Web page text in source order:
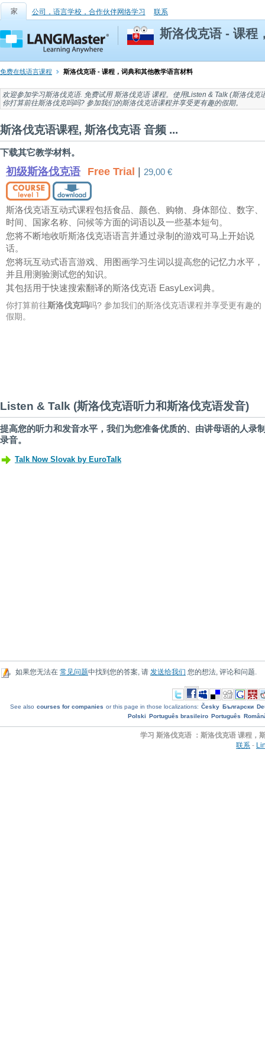
家 公司，语言学校，合作伙伴网络学习 联系
斯洛伐克语 - 课程
免费在线语言课程 斯洛伐克语 - 课程，词典和其他教学语言材料
欢迎参加学习斯洛伐克语. 免费试用 斯洛伐克语 课程。使用Listen & Talk (斯洛伐克
你打算前往斯洛伐克吗吗? 参加我们的斯洛伐克语课程并享受更有趣的假期。
斯洛伐克语课程, 斯洛伐克语 音频 ...
下载其它教学材料。
初级斯洛伐克语 Free Trial 29,00 €
斯洛伐克语互动式课程包括食品、颜色、购物、身体部位、数字、
时间、国家名称、问候等方面的词语以及一些基本短句。
您将不断地收听斯洛伐克语语言并通过录制的游戏可马上开始说
话。
您将玩互动式语言游戏、用图画学习生词以提高您的记忆力水平，
并且用测验测试您的知识。
其包括用于快速搜索翻译的斯洛伐克语 EasyLex词典。
你打算前往斯洛伐克吗吗? 参加我们的斯洛伐克语课程并享受更有趣的
假期。
Listen & Talk (斯洛伐克语听力和斯洛伐克语发音)
提高您的听力和发音水平，我们为您准备优质的、由讲母语的人录
录音。
如果您无法在 常见问题中找到您的答案, 请 发送给我们 您的想法, 评论和问题.
See also courses for companies or this page in those localizations: Česky Български
Polski Português brasileiro Português
学习 斯洛伐克语 ：斯洛伐克语 课程，
联系 -